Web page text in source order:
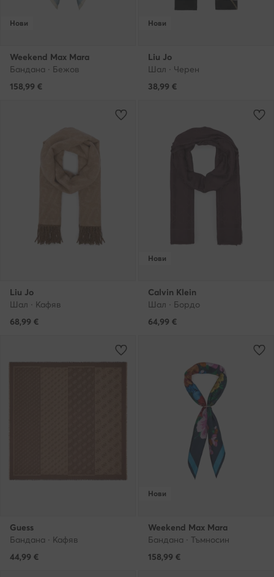
Нови
Weekend Max Mara
Бандана · Бежов
158,99 €
Нови
Liu Jo
Шал · Черен
38,99 €
Liu Jo
Шал · Кафяв
68,99 €
Нови
Calvin Klein
Шал · Бордо
64,99 €
Guess
Бандана · Кафяв
44,99 €
Нови
Weekend Max Mara
Бандана · Тъмносин
158,99 €